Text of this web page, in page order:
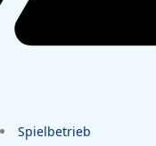
Spielbetrieb